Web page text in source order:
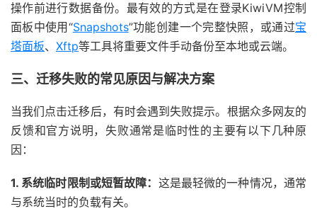
操作前进行数据备份。最有效的方式是在登录KiwiVM控制
面板中使用“Snapshots”功能创建一个完整快照，或通过宝
塔面板、 Xftp等工具将重要文件手动备份至本地或云端。
三、迁移失败的常见原因与解决方案
当我们点击迁移后，有时会遇到失败提示。根据众多网友的
反馈和官方说明，失败通常是临时性的主要有以下几种原
因：
1. 系统临时限制或短暂故障： 这是最轻微的一种情况，通常
与系统当时的负载有关。